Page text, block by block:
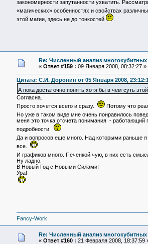
закономерности запутанности ухватить.
«магических» особенностях и свойствах
этой магии, здесь не до тонкостей
.
Re: Численный анализ многокубитных
« Ответ #159 : 09 Января 2008, 08:32:27 »
Цитата: С.И. Доронин от 05 Января 2008,
А пока достаточно понять хотя бы в чем суть
Согласна.
Просто хочется всего и сразу.
Потому что
Но уже в таком виде мне очень понравилось
меня это точка отсчета понимания -
подробности.
Да и вопросов еще много. Над которыми раньше
все.
И графиков много. Печенкой чую, в них есть
Ну ладно.
В Новый Год с Новыми Силами!
Ура!
Fancy-Work
Re: Численный анализ многокубитных
« Ответ #160 : 21 Февраля 2008, 18:37:59